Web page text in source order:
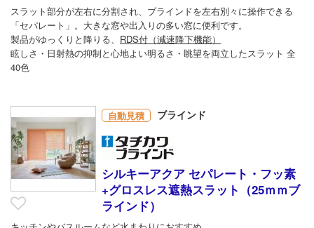
スラット部分が左右に分割され、ブラインドを左右別々に操作できる
「セパレート」。大きな窓や出入りの多い窓に便利です。
製品がゆっくりと降りる、 RDS付（減速降下機能）
眩しさ・日射熱の抑制と心地よい明るさ・眺望を両立したスラット 全
40色
自動見積 ブラインド
シルキーアクア セパレート・フッ素
+グロスレス遮熱スラット（25ｍｍブ
ラインド）